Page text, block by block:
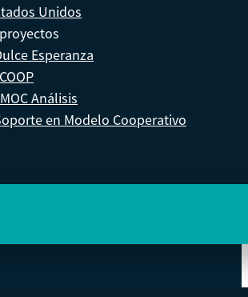
Unidos
Esperanza
Análisis
en Modelo Cooperativo